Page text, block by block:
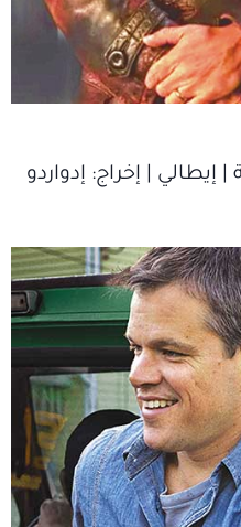
| إخراج‫: إدواردو